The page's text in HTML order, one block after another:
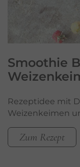
Smoothie
Rezeptidee mit
Weizenkeimen
Zum Rezept